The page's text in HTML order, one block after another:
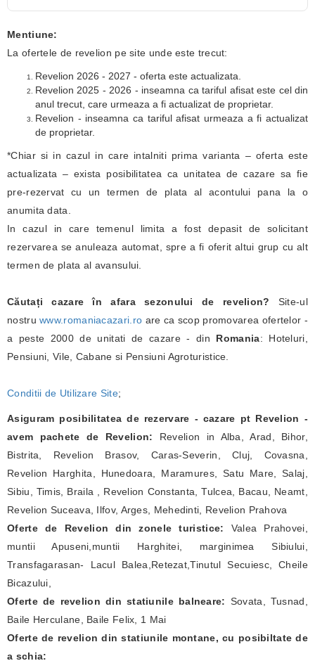
Mentiune:
La ofertele de revelion pe site unde este trecut:
Revelion 2026 - 2027 - oferta este actualizata.
Revelion 2025 - 2026 - inseamna ca tariful afisat este cel din
anul trecut, care urmeaza a fi actualizat de proprietar.
Revelion - inseamna ca tariful afisat urmeaza a fi actualizat
de proprietar.
*Chiar si in cazul in care intalniti prima varianta – oferta este
actualizata – exista posibilitatea ca unitatea de cazare sa fie
pre-rezervat cu un termen de plata al acontului pana la o
anumita data.
In cazul in care temenul limita a fost depasit de solicitant
rezervarea se anuleaza automat, spre a fi oferit altui grup cu alt
termen de plata al avansului.
Căutați cazare în afara sezonului de revelion? Site-ul
nostruwww.romaniacazari.ro are ca scop promovarea ofertelor -
a peste 2000 de unitati de cazare - din Romania: Hoteluri,
Pensiuni, Vile, Cabane si Pensiuni Agroturistice.
Conditii de Utilizare Site;
Asiguram posibilitatea de rezervare - cazare pt Revelion -
avem pachete de Revelion: Revelion in Alba, Arad, Bihor,
Bistrita, Revelion Brasov, Caras-Severin, Cluj, Covasna,
Revelion Harghita, Hunedoara, Maramures, Satu Mare, Salaj,
Sibiu, Timis, Braila , Revelion Constanta, Tulcea, Bacau, Neamt,
Revelion Suceava, Ilfov, Arges, Mehedinti, Revelion Prahova
Oferte de Revelion din zonele turistice: Valea Prahovei,
muntii Apuseni,muntii Harghitei, marginimea Sibiului,
Transfagarasan- Lacul Balea,Retezat,Tinutul Secuiesc, Cheile
Bicazului,
Oferte de revelion din statiunile balneare: Sovata, Tusnad,
Baile Herculane, Baile Felix, 1 Mai
Oferte de revelion din statiunile montane, cu posibiltate de
a schia: